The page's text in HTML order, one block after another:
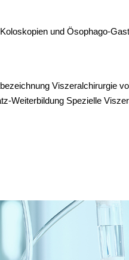
und Ösophago-
Viszeralchirurgie
Weiterbildung Spezielle